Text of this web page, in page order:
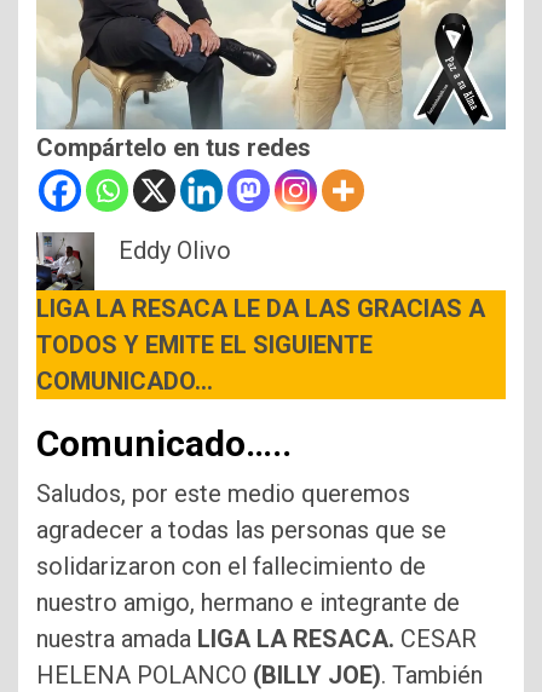
Compártelo en tus redes
Eddy Olivo
LIGA LA RESACA LE DA LAS GRACIAS A
TODOS Y EMITE EL SIGUIENTE
COMUNICADO…
Comunicado…..
Saludos, por este medio queremos
agradecer a todas las personas que se
solidarizaron con el fallecimiento de
nuestro amigo, hermano e integrante de
nuestra amada LIGA LA RESACA. CESAR
HELENA POLANCO (BILLY JOE). También